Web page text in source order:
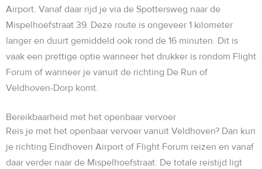
Airport. Vanaf daar rijd je via de Spottersweg naar de
Mispelhoefstraat 39. Deze route is ongeveer 1 kilometer
langer en duurt gemiddeld ook rond de 16 minuten. Dit is
vaak een prettige optie wanneer het drukker is rondom Flight
Forum of wanneer je vanuit de richting De Run of
Veldhoven-Dorp komt.
Bereikbaarheid met het openbaar vervoer
Reis je met het openbaar vervoer vanuit Veldhoven? Dan kun
je richting Eindhoven Airport of Flight Forum reizen en vanaf
daar verder naar de Mispelhoefstraat. De totale reistijd ligt